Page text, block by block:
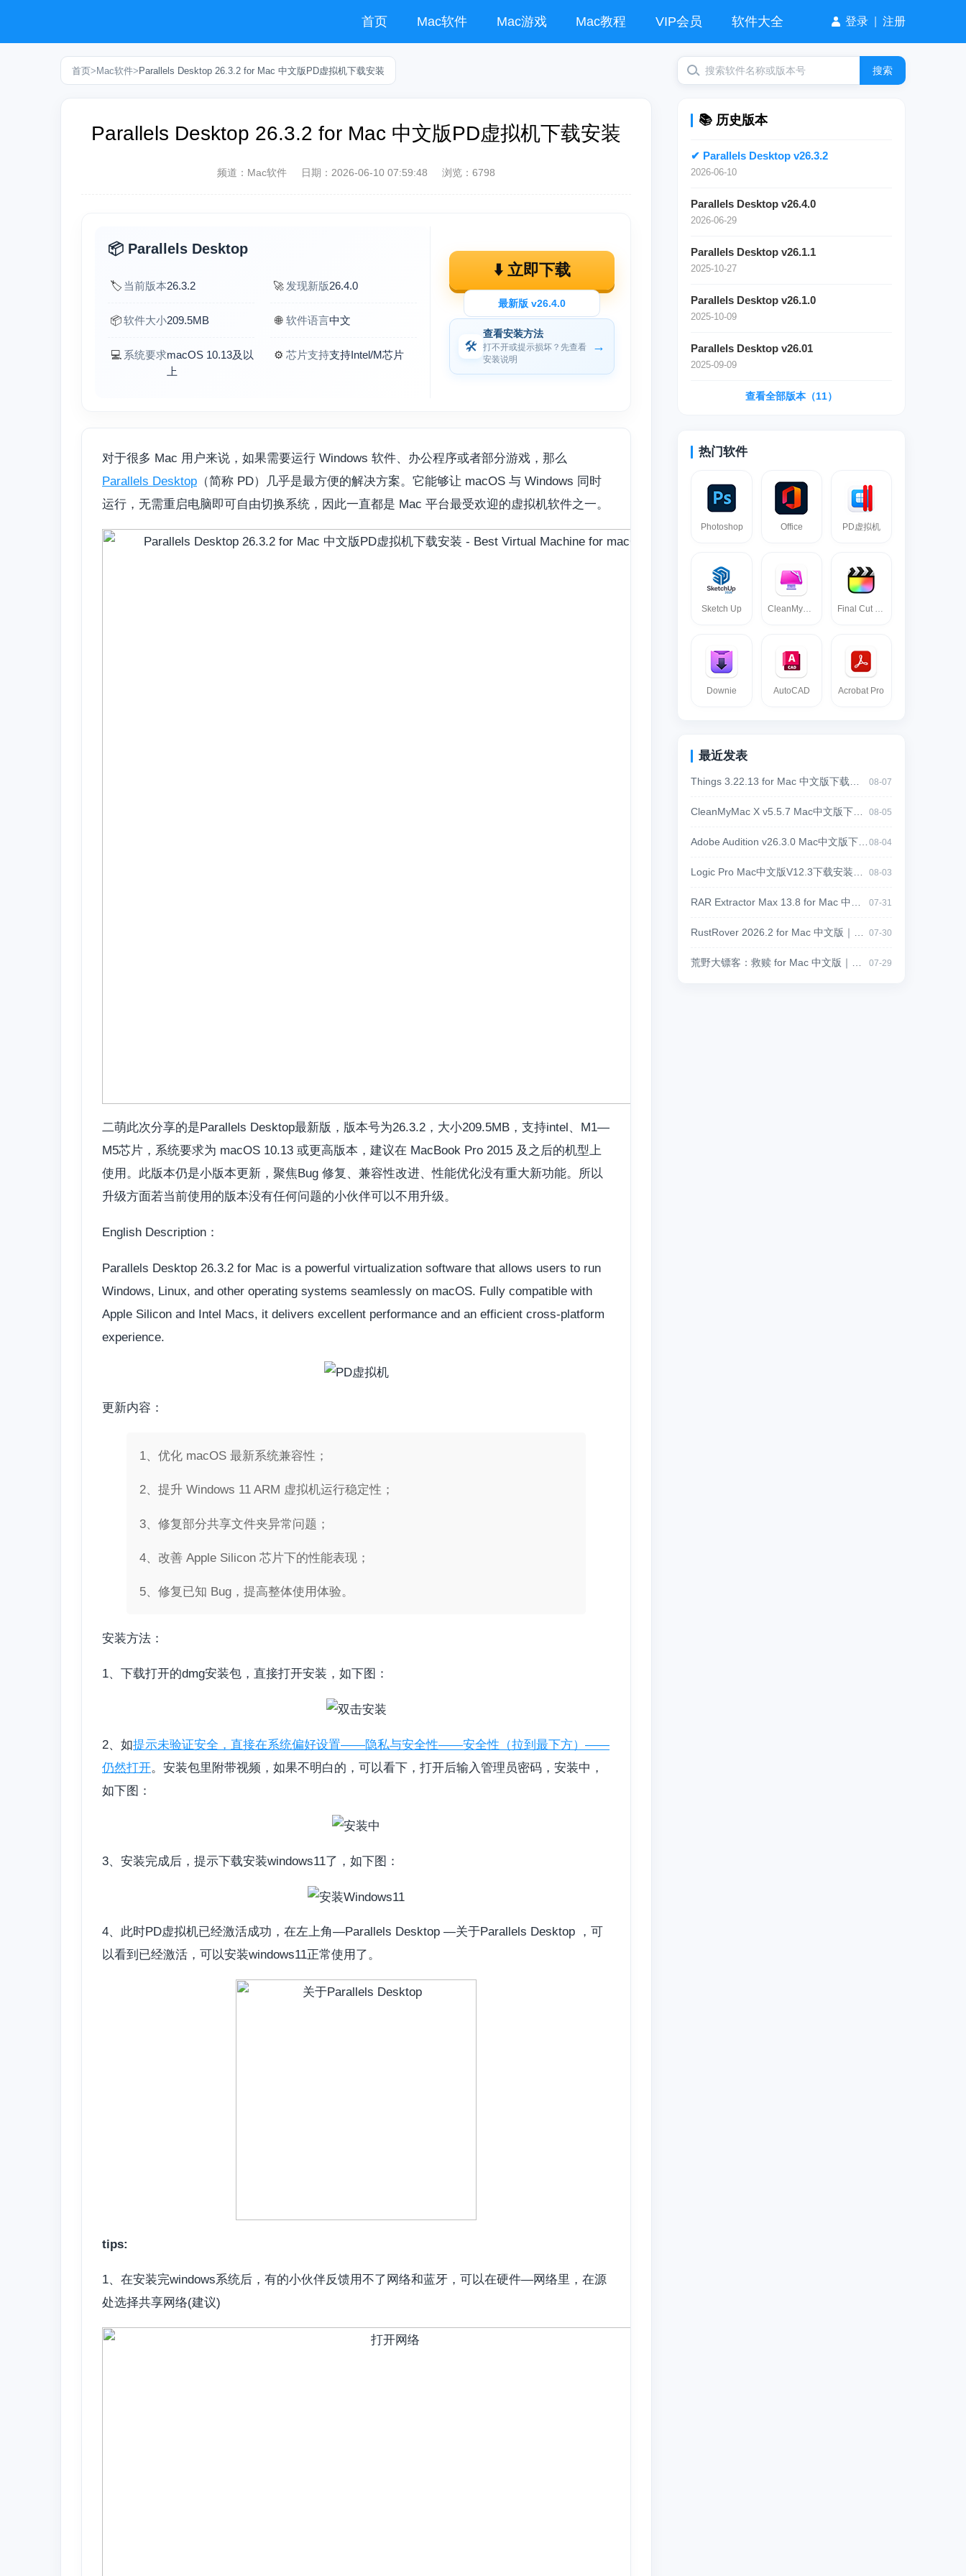
首页 Mac软件 Mac游戏 Mac教程 VIP会员 软件大全 登录 注册
搜索
首页>Mac软件>Parallels Desktop 26.3.2 for Mac 中文版PD虚拟机下载安装
Parallels Desktop 26.3.2 for Mac 中文版PD虚拟机下载安装
频道： Mac软件 日期： 2026-06-10 07:59:48 浏览：6798
📦 Parallels Desktop
🏷️ 当前版本26.3.2 🚀 发现新版26.4.0
📦软件大小209.5MB 🌐 软件语言中文
💻 系统要求macOS 10.13及以
上
⚙️ 芯片支持支持Intel/M芯片
⬇️ 立即下载
最新版 v26.4.0
🛠
查看安装方法
打不开或提示损坏？先查看
安装说明
→
对于很多 Mac 用户来说，如果需要运行 Windows 软件、办公程序或者部分游戏，那么
Parallels Desktop （简称 PD）几乎是最方便的解决方案。它能够让 macOS 与 Windows 同时
运行，无需重启电脑即可自由切换系统，因此一直都是 Mac 平台最受欢迎的虚拟机软件之一。
二萌此次分享的是Parallels Desktop最新版，版本号为26.3.2，大小209.5MB，支持intel、M1—
M5芯片，系统要求为 macOS 10.13 或更高版本，建议在 MacBook Pro 2015 及之后的机型上
使用。此版本仍是小版本更新，聚焦Bug 修复、兼容性改进、性能优化没有重大新功能。所以
升级方面若当前使用的版本没有任何问题的小伙伴可以不用升级。
English Description：
Parallels Desktop 26.3.2 for Mac is a powerful virtualization software that allows users to run
Windows, Linux, and other operating systems seamlessly on macOS. Fully compatible with
Apple Silicon and Intel Macs, it delivers excellent performance and an efficient cross-platform
experience.
更新内容：
1、优化 macOS 最新系统兼容性；
2、提升 Windows 11 ARM 虚拟机运行稳定性；
3、修复部分共享文件夹异常问题；
4、改善 Apple Silicon 芯片下的性能表现；
5、修复已知 Bug，提高整体使用体验。
安装方法：
1、下载打开的dmg安装包，直接打开安装，如下图：
2、如提示未验证安全，直接在系统偏好设置——隐私与安全性——安全性（拉到最下方）——
仍然打开。安装包里附带视频，如果不明白的，可以看下，打开后输入管理员密码，安装中，
如下图：
3、安装完成后，提示下载安装windows11了，如下图：
4、此时PD虚拟机已经激活成功，在左上角—Parallels Desktop —关于Parallels Desktop ，可
以看到已经激活，可以安装windows11正常使用了。
tips:
1、在安装完windows系统后，有的小伙伴反馈用不了网络和蓝牙，可以在硬件—网络里，在源
处选择共享网络(建议)
📚 历史版本
✔ Parallels Desktop v26.3.2
2026-06-10
Parallels Desktop v26.4.0
2026-06-29
Parallels Desktop v26.1.1
2025-10-27
Parallels Desktop v26.1.0
2025-10-09
Parallels Desktop v26.01
2025-09-09
查看全部版本（11）
热门软件
Photoshop Office PD虚拟机
Sketch Up CleanMyMac Final Cut pro
Downie AutoCAD Acrobat Pro
最近发表
08-07
08-05
08-04
08-03
07-31
07-30
07-29